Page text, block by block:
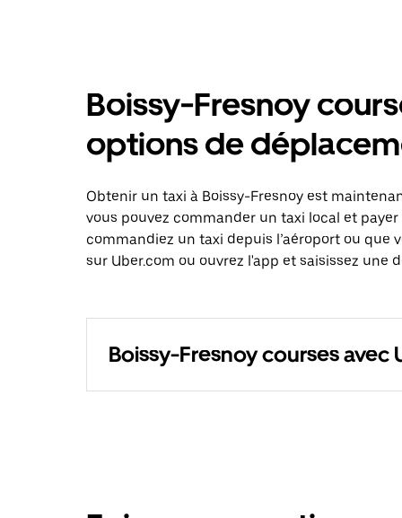
Boissy-Fresnoy
options de
Obtenir un taxi à Boissy-Fresnoy est
vous pouvez commander un taxi local et
commandiez un taxi depuis l’aéroport ou
sur Uber.com ou ouvrez l'app et saisissez une
Boissy-Fresnoy courses avec